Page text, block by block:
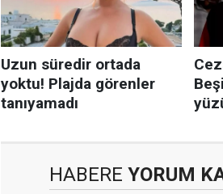
HABERE YORUM